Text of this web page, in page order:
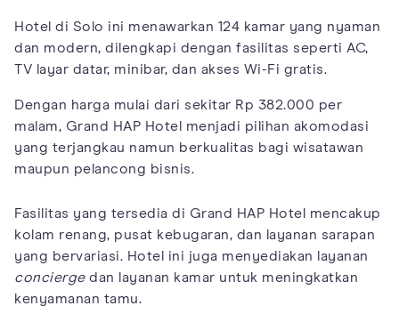
Hotel di Solo ini menawarkan 124 kamar yang nyaman
dan modern, dilengkapi dengan fasilitas seperti AC,
TV layar datar, minibar, dan akses Wi-Fi gratis.
Dengan harga mulai dari sekitar Rp 382.000 per
malam, Grand HAP Hotel menjadi pilihan akomodasi
yang terjangkau namun berkualitas bagi wisatawan
maupun pelancong bisnis.
Fasilitas yang tersedia di Grand HAP Hotel mencakup
kolam renang, pusat kebugaran, dan layanan sarapan
yang bervariasi. Hotel ini juga menyediakan layanan
conciergedan layanan kamar untuk meningkatkan
kenyamanan tamu.